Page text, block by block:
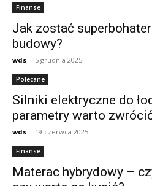
Finanse
Jak zostać
budowy?
wds - 5 grudnia 2025
Polecane
Silniki elektryczne do
parametry warto
wds - 19 czerwca 2025
Finanse
Materac hybrydowy –